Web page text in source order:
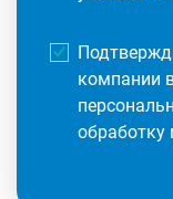
компании